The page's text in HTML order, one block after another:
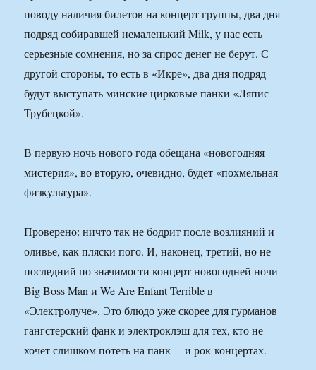
поводу наличия билетов на концерт группы, два дня
подряд собиравшей немаленький Milk, у нас есть
серьезные сомнения, но за спрос денег не берут. С
другой стороны, то есть в «Икре», два дня подряд
будут выступать минские цирковые панки «Ляпис
Трубецкой».
В первую ночь нового года обещана «новогодняя
мистерия», во вторую, очевидно, будет «похмельная
физкультура».
Проверено: ничто так не бодрит после возлияний и
оливье, как пляски пого. И, наконец, третий, но не
последний по значимости концерт новогодней ночи
Big Boss Man и We Are Enfant Terrible в
«Электролуче». Это блюдо уже скорее для гурманов
гангстерский фанк и электроклэш для тех, кто не
хочет слишком потеть на панк— и рок-концертах.